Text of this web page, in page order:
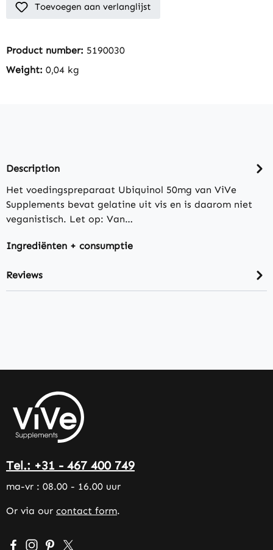
Toevoegen aan verlanglijst
Product number: 5190030
Weight: 0,04 kg
Description
Het voedingspreparaat Ubiquinol 50mg van ViVe
Supplements bevat gelatine uit vis en is daarom niet
veganistisch. Let op: Van…
Ingrediënten + consumptie
Reviews
Tel.: +31 - 467 400 749
ma-vr : 08.00 - 16.00 uur
Or via our contact form.
Visit us on Facebook – opens in a new browser tab
Check us out on Instagram – opens in a new
Get inspired on Pinterest – opens in a new
Follow us on X – opens in a new browser